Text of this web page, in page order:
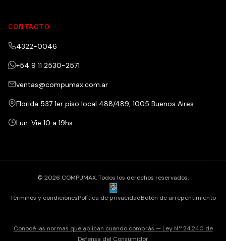
CONTACTO
4322-0046
+54 9 11 2530-2571
ventas@compumax.com.ar
Florida 537 1er piso local 488/489, 1005 Buenos Aires
Lun-Vie 10 a 19hs
© 2026 COMPUMAX. Todos los derechos reservados.
Términos y condicionesPolítica de privacidadBotón de arrepentimiento
Conocé las normas que aplican cuando comprás — Ley N.º 24.240 de
Defensa del Consumidor